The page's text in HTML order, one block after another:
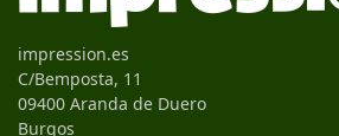
impression.es
C/Bemposta, 11
09400 Aranda de Duero
Burgos